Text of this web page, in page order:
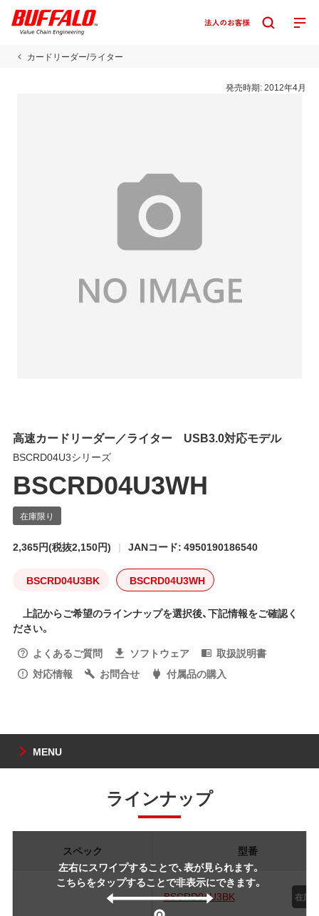
カードリーダー/ライター
発売時期:2012年4月
高速カードリーダー／ライター USB3.0対応モデル
BSCRD04U3シリーズ
BSCRD04U3WH
2,365円(税抜2,150円) JANコード: 4950190186540
BSCRD04U3BK BSCRD04U3WH
上記からご希望のラインナップを選択後、下記情報をご確認く
ださい。
よくあるご質問
ソフトウェア
取扱説明書
対応情報
お問合せ 付属品の購入
MENU
ラインナップ
左右にスワイプすることで、表が見られます。
こちらをタップすることで非表示にできます。
スペック 型番
BSCRD04U3BK